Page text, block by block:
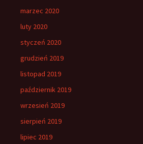
marzec 2020
luty 2020
styczeń 2020
grudzień 2019
listopad 2019
październik 2019
wrzesień 2019
sierpień 2019
lipiec 2019